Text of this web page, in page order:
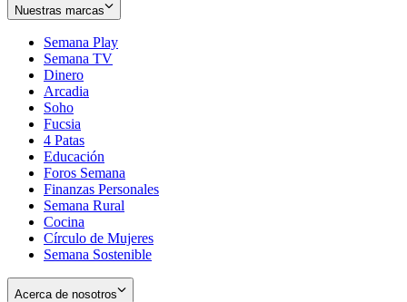
Nuestras marcas
Semana Play
Semana TV
Dinero
Arcadia
Soho
in
new
window
Fucsia
in
new
window
4 Patas
Educación
Foros Semana
Finanzas Personales
Semana Rural
Cocina
Círculo de Mujeres
Semana Sostenible
Acerca de nosotros